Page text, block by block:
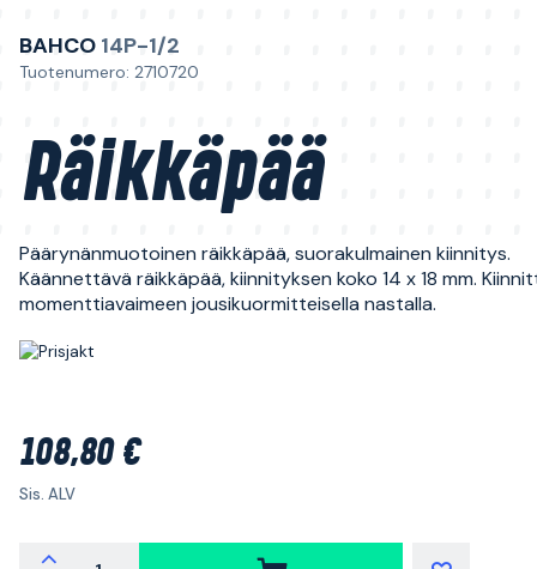
BAHCO 14P-1/2
Tuotenumero: 2710720
Räikkäpää
Päärynänmuotoinen räikkäpää, suorakulmainen kiinnitys.
Käännettävä räikkäpää, kiinnityksen koko 14 x 18 mm.
momenttiavaimeen jousikuormitteisella nastalla.
108,80 €
Sis. ALV